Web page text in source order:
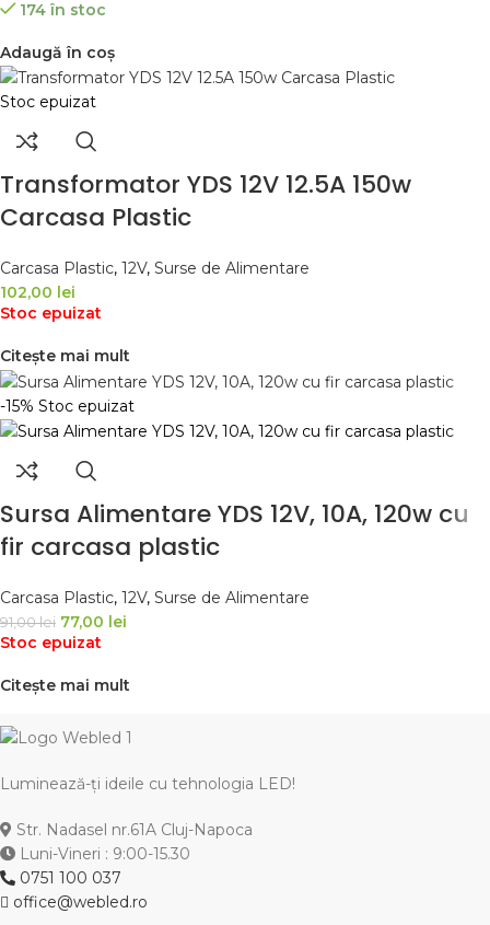
174 în stoc
Adaugă în coș
Stoc epuizat
Transformator YDS 12V 12.5A 150w
Carcasa Plastic
Carcasa Plastic, 12V, Surse de Alimentare
102,00 lei
Stoc epuizat
Citește mai mult
-15% Stoc epuizat
Sursa Alimentare YDS 12V, 10A, 120w cu
fir carcasa plastic
Carcasa Plastic, 12V, Surse de Alimentare
91,00lei 77,00 lei
Stoc epuizat
Citește mai mult
Luminează-ți ideile cu tehnologia LED!
Str. Nadasel nr.61A Cluj-Napoca
Luni-Vineri : 9:00-15.30
0751 100 037
office@webled.ro